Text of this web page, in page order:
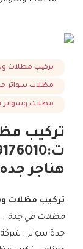
تركيب مظلات
مظلات سواتر
مظلات وسواتر
تركيب
هناجر
تركيب مظلات
مظلات في جدة ,
جدة سواتر ,